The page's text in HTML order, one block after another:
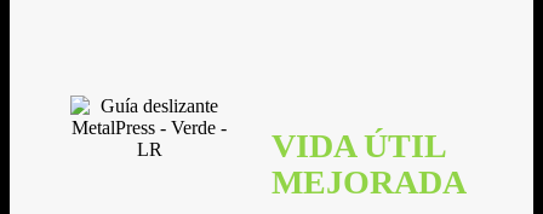
VIDA ÚTIL
MEJORADA